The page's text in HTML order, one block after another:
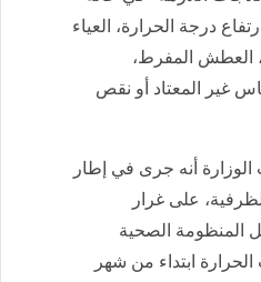
درجة الحرارة، العياء
العطش المفرط،
غير المعتاد أو نقص
أنه جرى في إطار
على غرار
المنظومة الصحية
ابتداء من شهر